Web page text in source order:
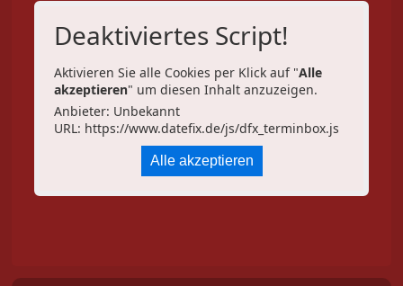
Deaktiviertes Script!
Aktivieren Sie alle Cookies per Klick auf "Alle
akzeptieren" um diesen Inhalt anzuzeigen.
Anbieter: Unbekannt
URL: https://www.datefix.de/js/dfx_terminbox.js
Alle akzeptieren